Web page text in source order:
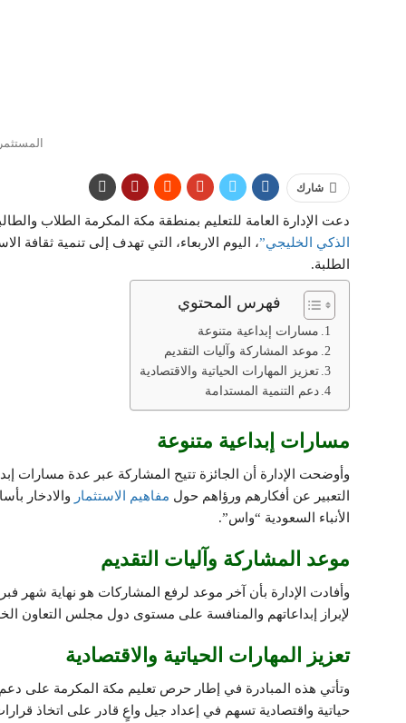
شارك
دعت الإدارة العامة للتعليم بمنطقة مكة المكرمة الطلاب
الذكي الخليجي”، اليوم الاربعاء، التي تهدف إلى تنمية ثقافة
الطلبة.
فهرس المحتوي
مسارات إبداعية متنوعة
موعد المشاركة وآليات التقديم
تعزيز المهارات الحياتية والاقتصادية
دعم التنمية المستدامة
مسارات إبداعية متنوعة
وأوضحت الإدارة أن الجائزة تتيح المشاركة عبر عدة مسارات
التعبير عن أفكارهم ورؤاهم حول مفاهيم الاستثمار والادخار
الأنباء السعودية “واس”.
موعد المشاركة وآليات التقديم
لإبراز إبداعاتهم والمنافسة على مستوى دول مجلس التعاون
تعزيز المهارات الحياتية والاقتصادية
وتأتي هذه المبادرة في إطار حرص تعليم مكة المكرمة على دعم
حياتية واقتصادية تسهم في إعداد جيل واعٍ قادر على اتخاذ